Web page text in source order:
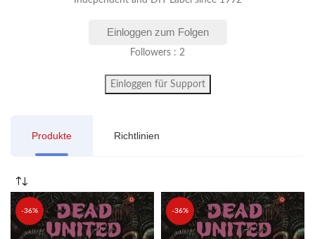
Einloggen zum Folgen
Followers : 2
Einloggen für Support
Produkte Richtlinien
-36% -36%